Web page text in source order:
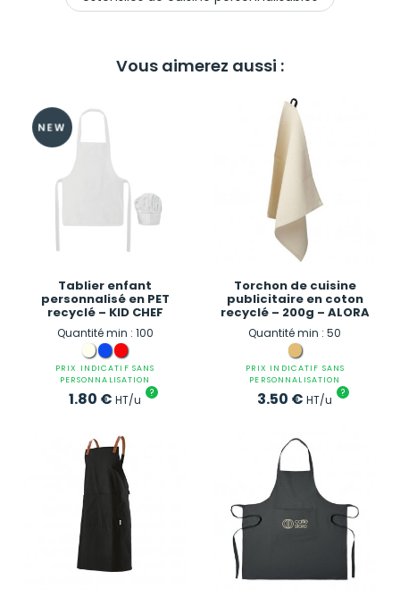
Vous aimerez aussi :
Tablier enfant
personnalisé en PET
recyclé – KID CHEF
Quantité min : 100
PRIX INDICATIF SANS
PERSONNALISATION
1.80 € HT/u ?
Torchon de cuisine
publicitaire en coton
recyclé – 200g – ALORA
Quantité min : 50
PRIX INDICATIF SANS
PERSONNALISATION
3.50 € HT/u ?